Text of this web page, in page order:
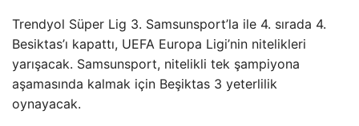
Trendyol Süper Lig 3. Samsunsport’la ile 4. sırada 4.
Besiktas’ı kapattı, UEFA Europa Ligi’nin nitelikleri
yarışacak. Samsunsport, nitelikli tek şampiyona
aşamasında kalmak için Beşiktas 3 yeterlilik
oynayacak.